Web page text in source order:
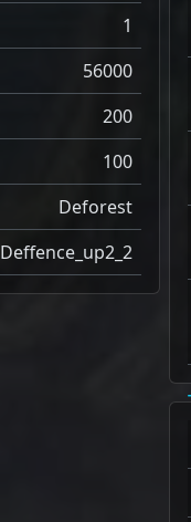
1
56000
200
100
Deforest
Deffence_up2_2